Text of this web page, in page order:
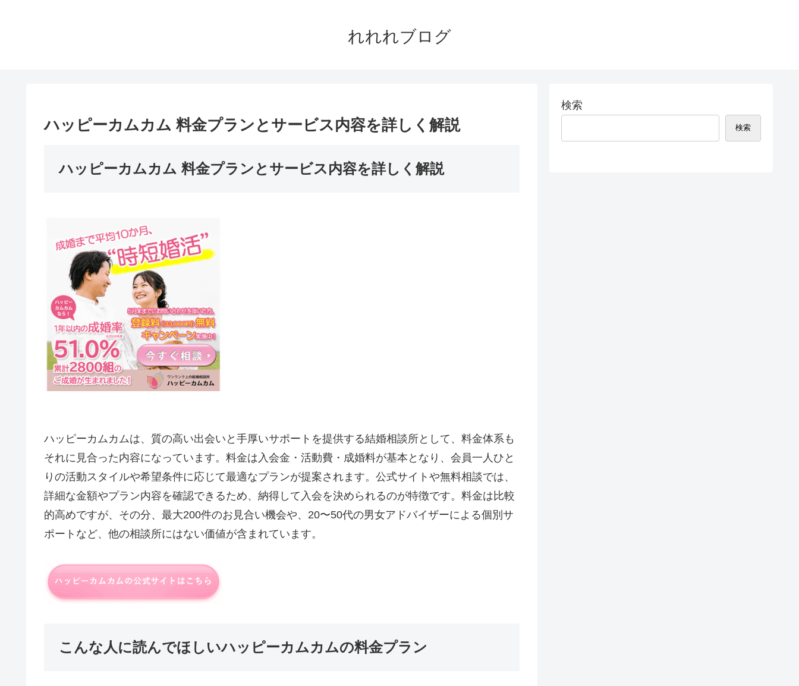
れれれブログ
ハッピーカムカム 料金プランとサービス内容を詳しく解説
ハッピーカムカム 料金プランとサービス内容を詳しく解説
ハッピーカムカムは、質の高い出会いと手厚いサポートを提供する結婚相談所として、料金体系も
それに見合った内容になっています。料金は入会金・活動費・成婚料が基本となり、会員一人ひと
りの活動スタイルや希望条件に応じて最適なプランが提案されます。公式サイトや無料相談では、
詳細な金額やプラン内容を確認できるため、納得して入会を決められるのが特徴です。料金は比較
的高めですが、その分、最大200件のお見合い機会や、20〜50代の男女アドバイザーによる個別サ
ポートなど、他の相談所にはない価値が含まれています。
こんな人に読んでほしいハッピーカムカムの料金プラン
検索
検索